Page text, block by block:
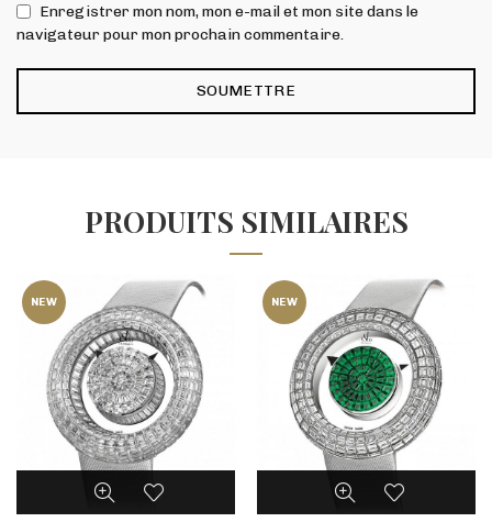
Enregistrer mon nom, mon e-mail et mon site dans le
navigateur pour mon prochain commentaire.
PRODUITS SIMILAIRES
NEW NEW